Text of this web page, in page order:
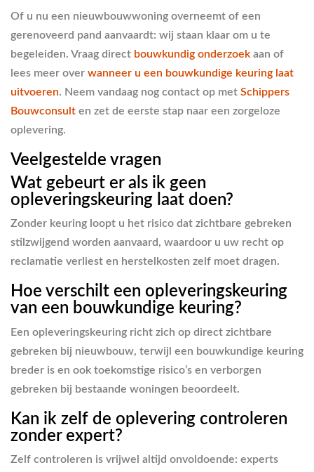
Of u nu een nieuwbouwwoning overneemt of een
gerenoveerd pand aanvaardt: wij staan klaar om u te
begeleiden. Vraag direct bouwkundig onderzoek aan of
lees meer over wanneer u een bouwkundige keuring laat
uitvoeren. Neem vandaag nog contact op met Schippers
Bouwconsult en zet de eerste stap naar een zorgeloze
oplevering.
Veelgestelde vragen
Wat gebeurt er als ik geen
opleveringskeuring laat doen?
Zonder keuring loopt u het risico dat zichtbare gebreken
stilzwijgend worden aanvaard, waardoor u uw recht op
reclamatie verliest en herstelkosten zelf moet dragen.
Hoe verschilt een opleveringskeuring
van een bouwkundige keuring?
Een opleveringskeuring richt zich op direct zichtbare
gebreken bij nieuwbouw, terwijl een bouwkundige keuring
breder is en ook toekomstige risico’s en verborgen
gebreken bij bestaande woningen beoordeelt.
Kan ik zelf de oplevering controleren
zonder expert?
Zelf controleren is vrijwel altijd onvoldoende: experts